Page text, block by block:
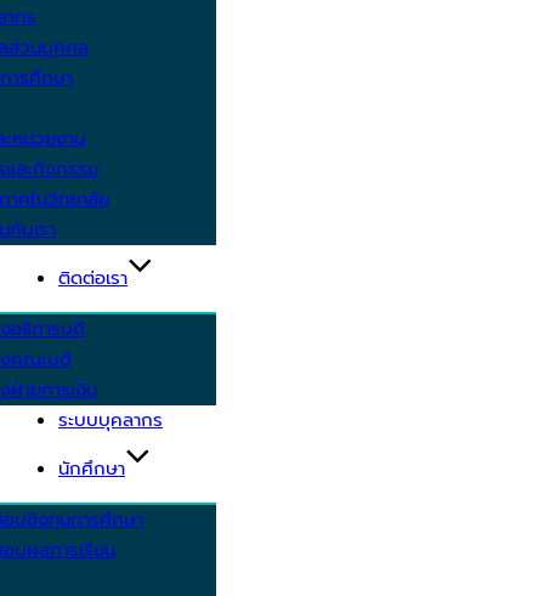
กร
ส่วนบุคคล
ารศึกษา
หน่วยงาน
และกิจกรรม
าศในวิทยาลัย
กับเรา
ติดต่อเรา
อธิการบดี
คณะบดี
ฝ่ายการเงิน
ระบบบุคลากร
นักศึกษา
บชิงทุนการศึกษา
บผลการเรียน